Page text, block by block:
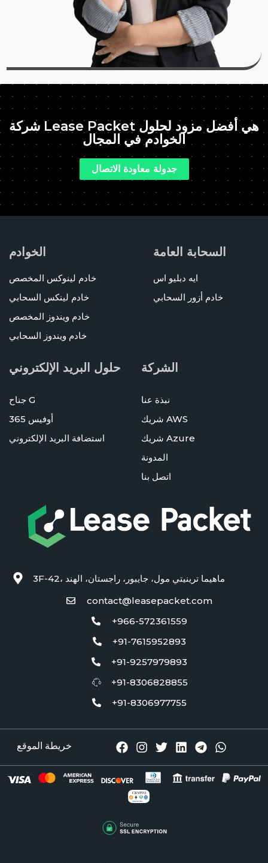
شركة Lease Packet هي أفضل مزود لحلول
الخوادم في المجال
جدولة معاودة الاتصال
الخوادم
خادم لينوكس المخصص
خادم لينكس السحابي
خادم ويندوز المخصص
خادم ويندوز السحابي
السحابة العامة
ايه دبليو اس
خادم أزور السحابي
حلول البريد الإلكتروني
جناح G
أوفيس 365
استضافة البريد الإلكتروني
الشركة
نبذة عنا
شريك AWS
شريك Azure
المدونة
اتصل بنا
3F-42، ماهيما ترينيتي مول، جايبور، راجستان، الهند
contact@leasepacket.com
+966-572361559
+91-7615952893
+91-9257979893
+91-8306828855
+91-8306977755
خريطة الموقع
CRYPTO
Accepted Here